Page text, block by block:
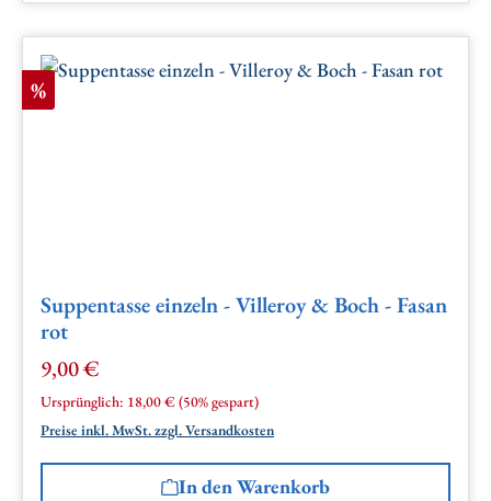
Rabatt
%
Suppentasse einzeln - Villeroy & Boch - Fasan
rot
Verkaufspreis:
9,00 €
Ursprünglich: Regulärer Preis:
18,00 €(50% gespart)
Preise inkl. MwSt. zzgl. Versandkosten
In den Warenkorb